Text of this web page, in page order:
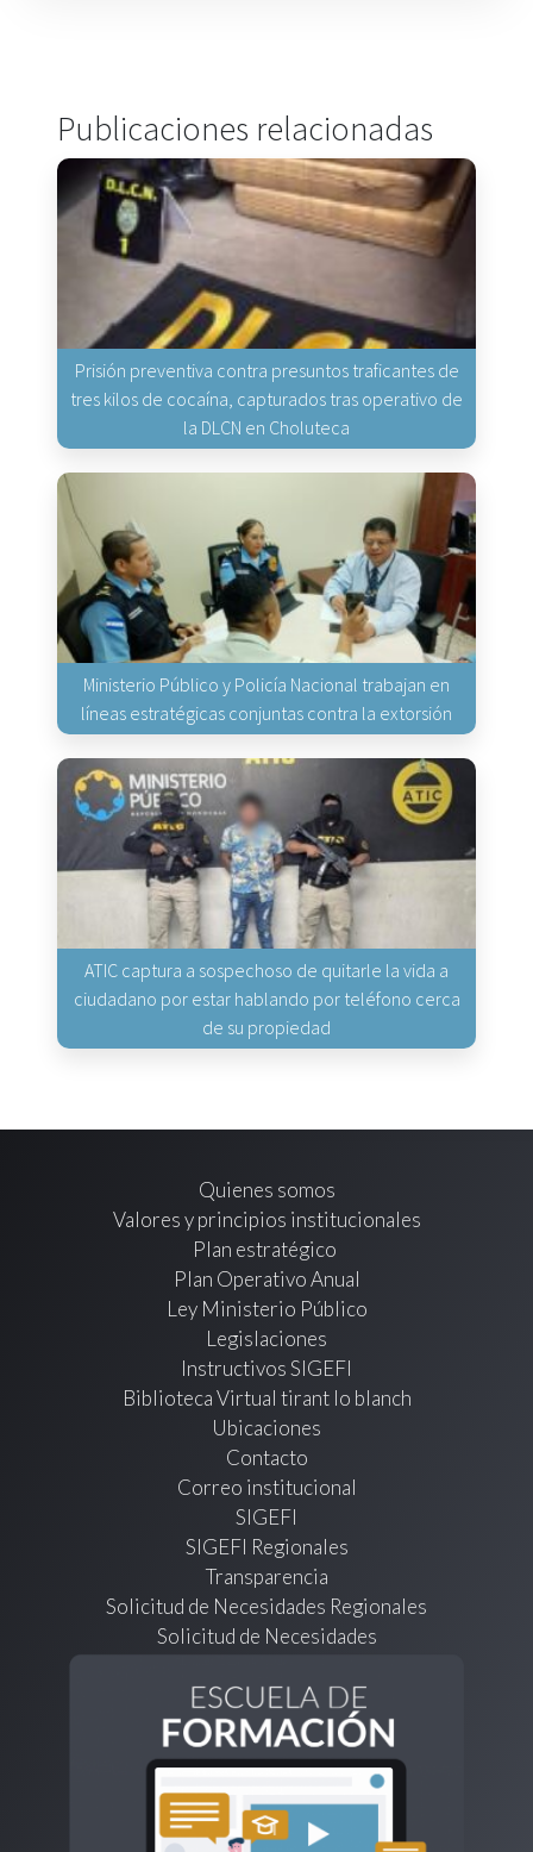
Publicaciones relacionadas
Prisión preventiva contra presuntos traficantes de
tres kilos de cocaína, capturados tras operativo de
la DLCN en Choluteca
Ministerio Público y Policía Nacional trabajan en
líneas estratégicas conjuntas contra la extorsión
ATIC captura a sospechoso de quitarle la vida a
ciudadano por estar hablando por teléfono cerca
de su propiedad
Quienes somos
Valores y principios institucionales
Plan estratégico
Plan Operativo Anual
Ley Ministerio Público
Legislaciones
Instructivos SIGEFI
Biblioteca Virtual tirant lo blanch
Ubicaciones
Contacto
Correo institucional
SIGEFI
SIGEFI Regionales
Transparencia
Solicitud de Necesidades Regionales
Solicitud de Necesidades